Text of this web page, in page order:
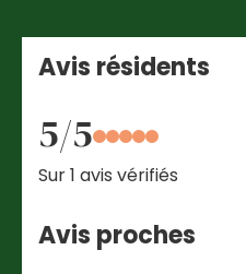
Avis résidents
5/5
Sur 1 avis vérifiés
Avis proches